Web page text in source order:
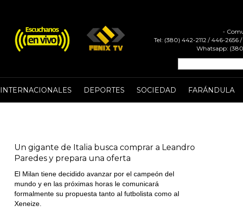
-
Tel: (380) 442-2112 / 446-
Whatsapp:
INTERNACIONALES DEPORTES SOCIEDAD FARÁNDULA
Un gigante de Italia busca comprar a Leandro
Paredes y prepara una oferta
El Milan tiene decidido avanzar por el campeón del
mundo y en las próximas horas le comunicará
formalmente su propuesta tanto al futbolista como al
Xeneize.